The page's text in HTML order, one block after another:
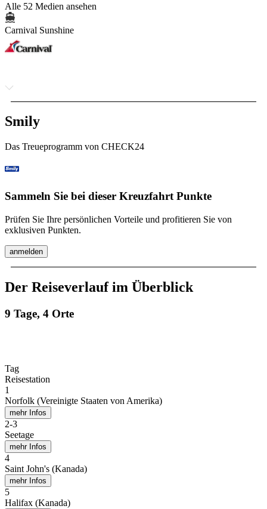
Alle 52 Medien ansehen
Carnival Sunshine
Smily
Das Treueprogramm von CHECK24
Sammeln Sie bei dieser Kreuzfahrt Punkte
Prüfen Sie Ihre persönlichen Vorteile und profitieren Sie von
exklusiven Punkten.
anmelden
Der Reiseverlauf im Überblick
9 Tage, 4 Orte
Tag
Reisestation
1
Norfolk (Vereinigte Staaten von Amerika)
mehr Infos
2-3
Seetage
mehr Infos
4
Saint John's (Kanada)
mehr Infos
5
Halifax (Kanada)